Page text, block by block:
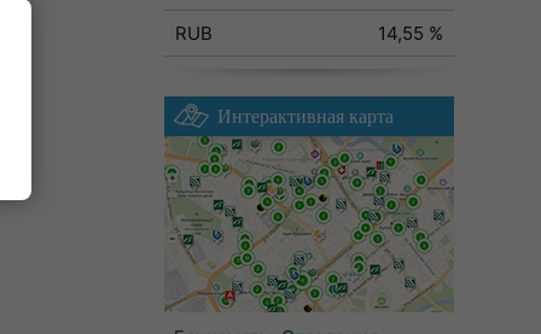
RUB
14,55 %
Интерактивная карта